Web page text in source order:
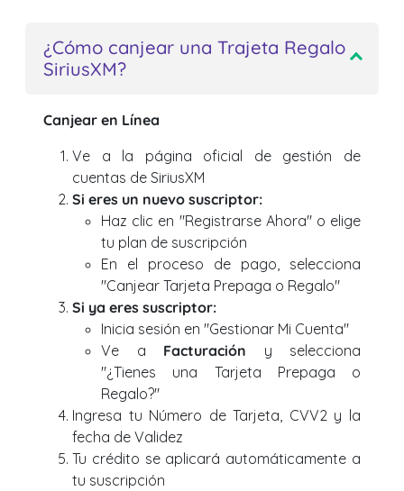
¿Cómo canjear una Trajeta Regalo
SiriusXM?
Canjear en Línea
Ve a la página oficial de gestión de
cuentas de SiriusXM
Si eres un nuevo suscriptor:
Haz clic en "Registrarse Ahora" o elige
tu plan de suscripción
En el proceso de pago, selecciona
"Canjear Tarjeta Prepaga o Regalo"
Si ya eres suscriptor:
Inicia sesión en "Gestionar Mi Cuenta"
Ve a Facturación y selecciona
"¿Tienes una Tarjeta Prepaga o
Regalo?"
Ingresa tu Número de Tarjeta, CVV2 y la
fecha de Validez
Tu crédito se aplicará automáticamente a
tu suscripción